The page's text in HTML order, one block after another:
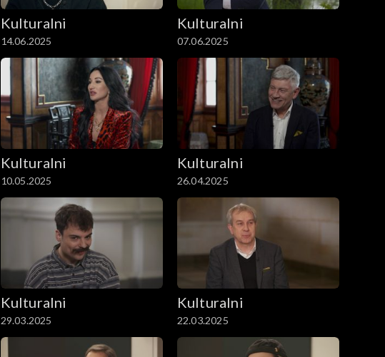
Kulturalni
14.06.2025
Kulturalni
07.06.2025
Kulturalni
10.05.2025
Kulturalni
26.04.2025
Kulturalni
29.03.2025
Kulturalni
22.03.2025